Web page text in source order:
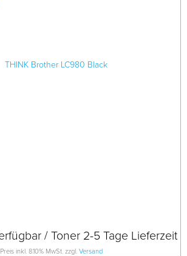
Preis inkl. 8.10% MwSt. zzgl. Versand